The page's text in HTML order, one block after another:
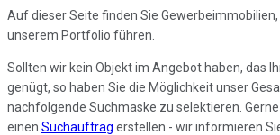
Auf dieser Seite finden Sie
unserem Portfolio führen.
Sollten wir kein Objekt im Angebot haben, das
genügt, so haben Sie die Möglichkeit unser
nachfolgende Suchmaske zu selektieren.
einen Suchauftrag erstellen - wir informieren